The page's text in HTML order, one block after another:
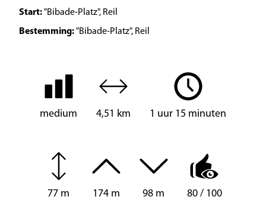
Start: "Bibade-Platz", Reil
Bestemming: "Bibade-Platz", Reil
medium 4,51 km 1 uur 15 minuten
77 m 174 m 98 m 80 / 100